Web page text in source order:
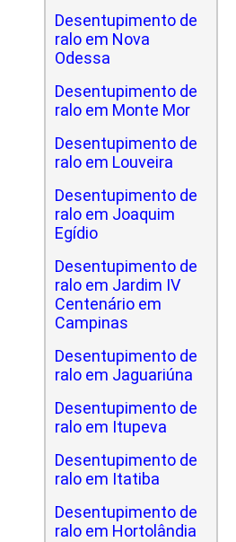
Desentupimento de
ralo em Nova
Odessa
Desentupimento de
ralo em Monte Mor
Desentupimento de
ralo em Louveira
Desentupimento de
ralo em Joaquim
Egídio
Desentupimento de
ralo em Jardim IV
Centenário em
Campinas
Desentupimento de
ralo em Jaguariúna
Desentupimento de
ralo em Itupeva
Desentupimento de
ralo em Itatiba
Desentupimento de
ralo em Hortolândia